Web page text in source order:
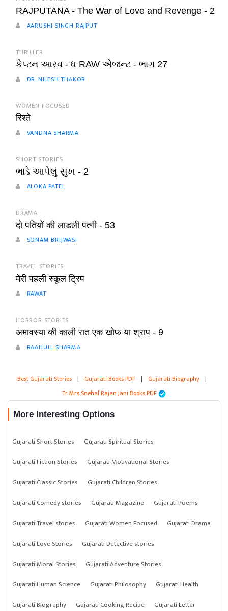
RAJPUTANA - The War of Love and Revenge - 2
AARUSHI SINGH RAJPUT
THRILLER
કેપ્ટન આરવ - ધ RAW એજન્ટ - ભાગ 27
DR. NILESH THAKOR
WOMEN FOCUSED
रिश्ते
VANDNA SHARMA
SHORT STORIES
ભાડે આપેલું સુખ - 2
ALOKA PATEL
DRAMA
दो पतियों की लाडली पत्नी - 53
SONAM BRIJWASI
TRAVEL STORIES
मेरी पहली स्कूल ट्रिप
RAWAT
HORROR STORIES
अमावस्या की काली रात एक खोफ या श्राप - 9
RAAHULL SHARMA
Best Gujarati Stories | Gujarati Books PDF | Gujarati Biography |
Tr Mrs Snehal Rajan Jani Books PDF
More Interesting Options
Gujarati Short Stories
Gujarati Spiritual Stories
Gujarati Fiction Stories
Gujarati Motivational Stories
Gujarati Classic Stories
Gujarati Children Stories
Gujarati Comedy stories
Gujarati Magazine
Gujarati Poems
Gujarati Travel stories
Gujarati Women Focused
Gujarati Drama
Gujarati Love Stories
Gujarati Detective stories
Gujarati Moral Stories
Gujarati Adventure Stories
Gujarati Human Science
Gujarati Philosophy
Gujarati Health
Gujarati Biography
Gujarati Cooking Recipe
Gujarati Letter